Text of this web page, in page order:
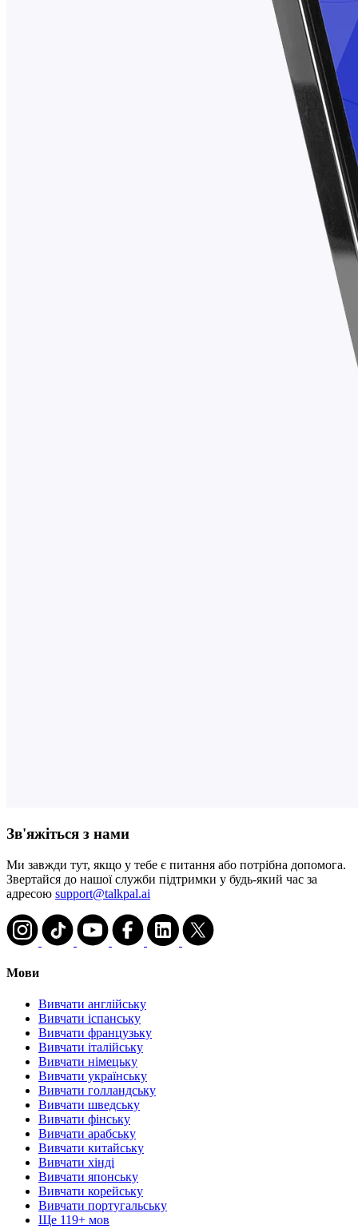
Зв'яжіться з нами
Ми завжди тут, якщо у тебе є питання або потрібна допомога.
Звертайся до нашої служби підтримки у будь-який час за
адресою support@talkpal.ai
Мови
Вивчати англійську
Вивчати іспанську
Вивчати французьку
Вивчати італійську
Вивчати німецьку
Вивчати українську
Вивчати голландську
Вивчати шведську
Вивчати фінську
Вивчати арабську
Вивчати китайську
Вивчати хінді
Вивчати японську
Вивчати корейську
Вивчати португальську
Ще 119+ мов